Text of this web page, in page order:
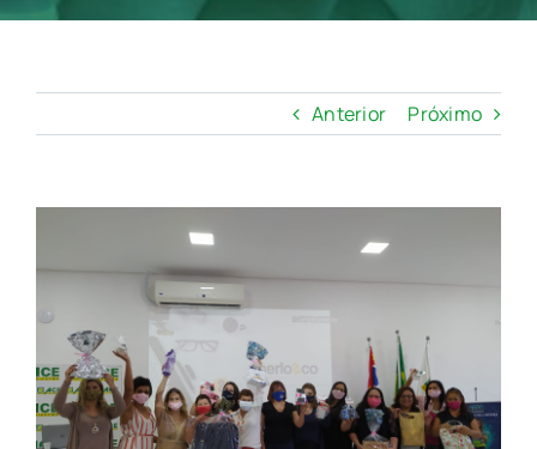
Anterior Próximo